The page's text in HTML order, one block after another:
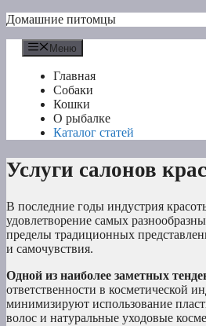
Перейти
содержимому
Домашние питомцы
Меню
Главная
Собаки
Кошки
О рыбалке
Каталог статей
Услуги салонов
В последние годы индустрия
удовлетворение самых
пределы традиционных
и самочувствия.
Одной из наиболее заметных
ответственности в косметической
минимизируют использование
волос и натуральные уходовые